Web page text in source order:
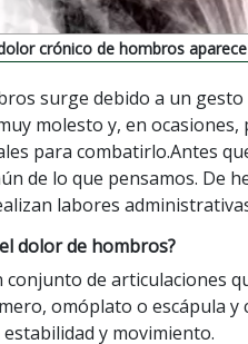
crónico de hombros
surge debido a un
molesto y, en
para combatirlo.Antes
de lo que pensamos. De
labores
dolor de hombros?
conjunto de articulaciones
omóplato o escápula y
y movimiento.